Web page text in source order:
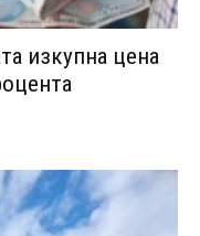
изкупна цена